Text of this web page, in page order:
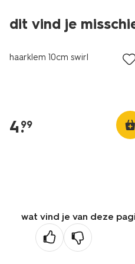
dit vind je
haarklem 10cm swirl
4.
99
wat vind je van deze